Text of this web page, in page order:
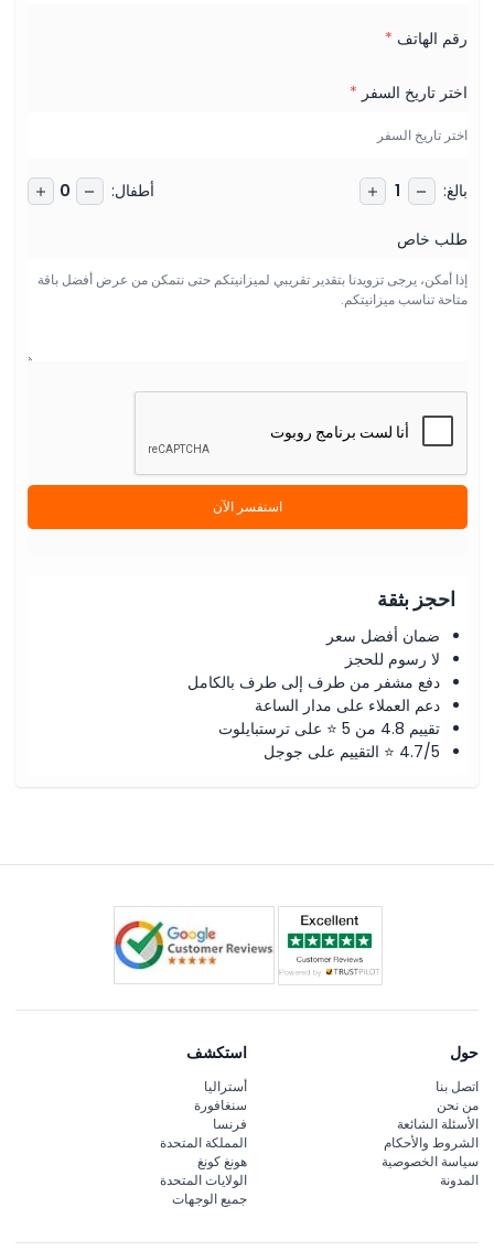
رقم الهاتف *
اختر تاريخ السفر *
بالغ:
1 أطفال:
0
طلب خاص
استفسر الآن
احجز بثقة
ضمان أفضل سعر
لا رسوم للحجز
دفع مشفر من طرف إلى طرف بالكامل
دعم العملاء على مدار الساعة
تقييم 4.8 من 5 ⭐ على ترستبايلوت
4.7/5 ⭐ التقييم على جوجل
حول
اتصل بنا
من نحن
الأسئلة الشائعة
الشروط والأحكام
سياسة الخصوصية
المدونة
استكشف
أستراليا
سنغافورة
فرنسا
المملكة المتحدة
هونغ كونغ
الولايات المتحدة
جميع الوجهات